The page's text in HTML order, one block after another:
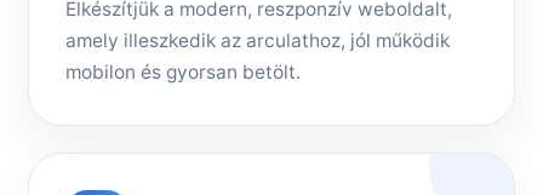
Elkészítjük a modern, reszponzív weboldalt,
amely illeszkedik az arculathoz, jól működik
mobilon és gyorsan betölt.